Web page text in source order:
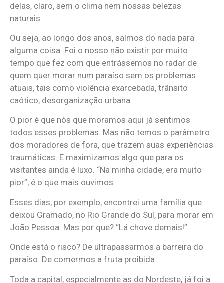
delas, claro, sem o clima nem nossas belezas
naturais.
Ou seja, ao longo dos anos, saímos do nada para
alguma coisa. Foi o nosso não existir por muito
tempo que fez com que entrássemos no radar de
quem quer morar num paraíso sem os problemas
atuais, tais como violência exarcebada, trânsito
caótico, desorganização urbana.
O pior é que nós que moramos aqui já sentimos
todos esses problemas. Mas não temos o parâmetro
dos moradores de fora, que trazem suas experiências
traumáticas. E maximizamos algo que para os
visitantes ainda é luxo. “Na minha cidade, era muito
pior”, é o que mais ouvimos.
Esses dias, por exemplo, encontrei uma família que
deixou Gramado, no Rio Grande do Sul, para morar em
João Pessoa. Mas por que? “Lá chove demais!”.
Onde está o risco? De ultrapassarmos a barreira do
paraíso. De comermos a fruta proibida.
Toda a capital, especialmente as do Nordeste, já foi a